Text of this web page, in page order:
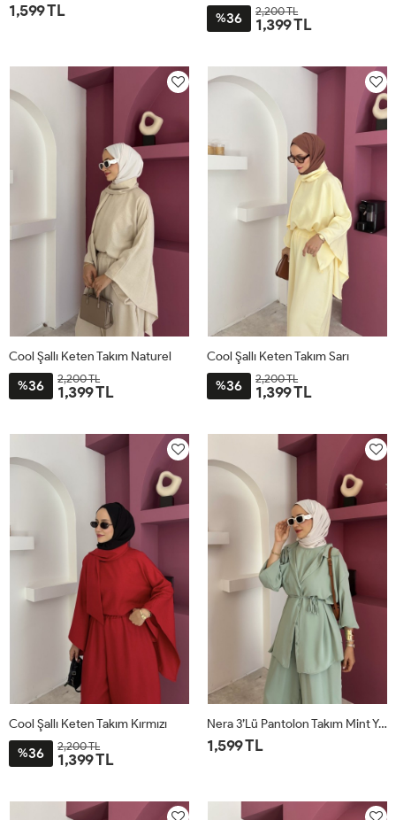
1,599 TL %36 2,200 TL
1,399 TL
Cool Şallı Keten Takım Naturel
%36 2,200 TL
1,399 TL
Cool Şallı Keten Takım Sarı
%36 2,200 TL
1,399 TL
Cool Şallı Keten Takım Kırmızı
%36 2,200 TL
1,399 TL
Nera 3’lü Pantolon Takım Mint Yeşili
1,599 TL